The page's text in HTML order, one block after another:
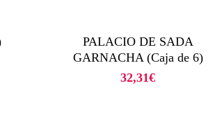
PALACIO DE SADA
GARNACHA (Caja de 6)
32,31€